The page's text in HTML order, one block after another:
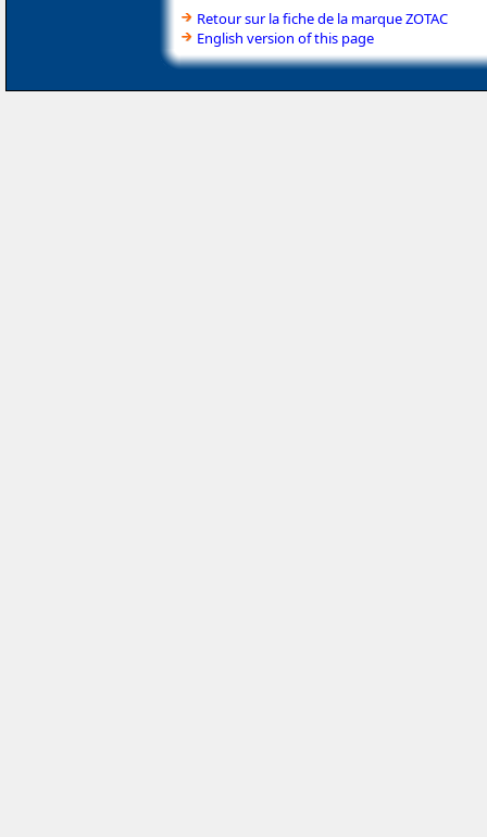
Retour sur la fiche de la marque ZOTAC
English version of this page